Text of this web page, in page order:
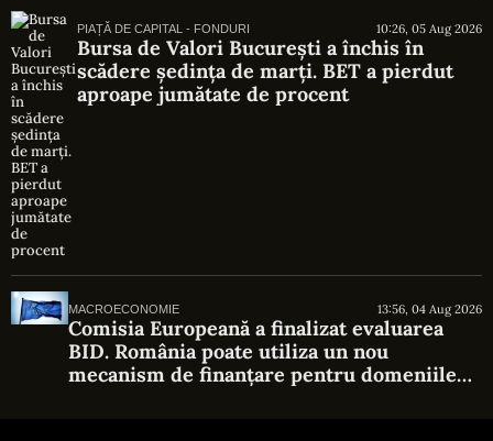
PIAȚĂ DE CAPITAL - FONDURI 10:26, 05 Aug 2026
Bursa de Valori București a închis în
scădere ședința de marți. BET a pierdut
aproape jumătate de procent
MACROECONOMIE 13:56, 04 Aug 2026
Comisia Europeană a finalizat evaluarea
BID. România poate utiliza un nou
mecanism de finanțare pentru domeniile